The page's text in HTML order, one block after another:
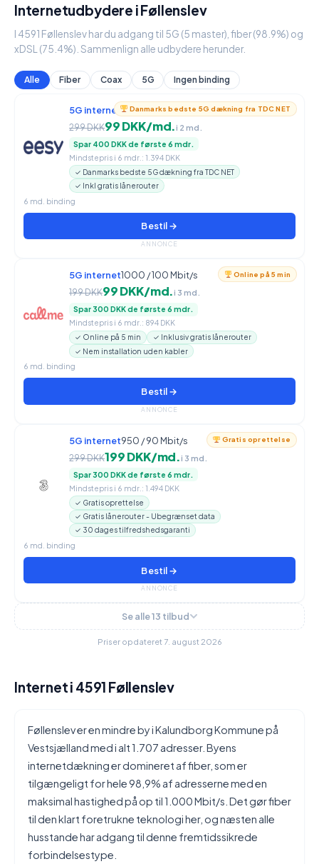
Internetudbydere i Føllenslev
I 4591 Føllenslev har du adgang til 5G (5 master), fiber (98.9%) og
xDSL (75.4%). Sammenlign alle udbydere herunder.
Alle Fiber Coax 5G Ingen binding
Danmarks bedste 5G dækning fra TDC NET
5G internet950 / 90 Mbit/s
299 DKK99 DKK/md.i 2 md.
Spar 400 DKK de første 6 mdr.
Mindstepris i 6 mdr.: 1.394 DKK
✓ Danmarks bedste 5G dækning fra TDC NET
✓ Inkl gratis lånerouter
6 md. binding
Bestil →
ANNONCE
Online på 5 min
5G internet1000 / 100 Mbit/s
199 DKK99 DKK/md.i 3 md.
Spar 300 DKK de første 6 mdr.
Mindstepris i 6 mdr.: 894 DKK
✓ Online på 5 min
✓ Inklusiv gratis lånerouter
✓ Nem installation uden kabler
6 md. binding
Bestil →
ANNONCE
Gratis oprettelse
5G internet950 / 90 Mbit/s
299 DKK199 DKK/md.i 3 md.
Spar 300 DKK de første 6 mdr.
Mindstepris i 6 mdr.: 1.494 DKK
✓ Gratis oprettelse
✓ Gratis lånerouter - Ubegrænset data
✓ 30 dages tilfredshedsgaranti
6 md. binding
Bestil →
ANNONCE
Se alle 13 tilbud
Priser opdateret 7. august 2026
Internet i 4591 Føllenslev
Føllenslev er en mindre by i Kalundborg Kommune på
Vestsjælland med i alt 1.707 adresser. Byens
internetdækning er domineret af fiber, som er
tilgængeligt for hele 98,9% af adresserne med en
maksimal hastighed på op til 1.000 Mbit/s. Det gør fiber
til den klart foretrukne teknologi her, og næsten alle
husstande har adgang til denne fremtidssikrede
forbindelsestype.